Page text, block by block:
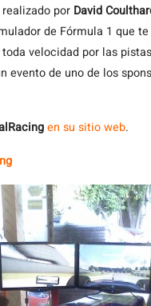
por David
de Fórmula 1 que
velocidad por las
evento de uno de los
en su sitio web.